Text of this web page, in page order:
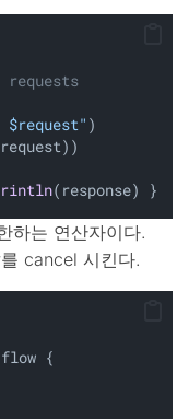
$request" )
(response) }
하는 연산자이다.
cancel 시킨다.
{